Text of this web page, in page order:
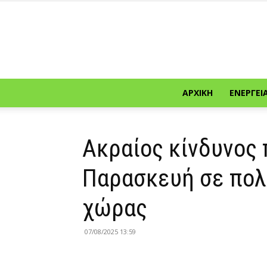
ΑΡΧΙΚΉ
Ακραίος κίνδυνος
Παρασκευή σε
χώρας
07/08/2025 13:59